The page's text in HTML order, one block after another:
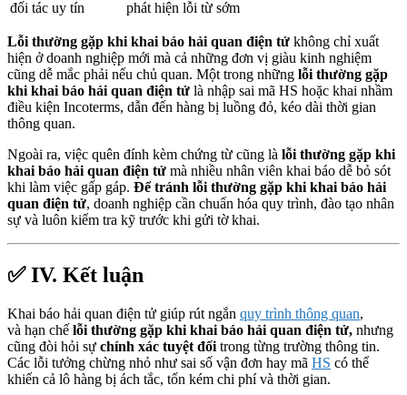
đối tác uy tín
phát hiện lỗi từ sớm
Lỗi thường gặp khi khai báo hải quan điện tử không chỉ xuất
hiện ở doanh nghiệp mới mà cả những đơn vị giàu kinh nghiệm
cũng dễ mắc phải nếu chủ quan. Một trong những lỗi thường gặp
khi khai báo hải quan điện tử là nhập sai mã HS hoặc khai nhầm
điều kiện Incoterms, dẫn đến hàng bị luồng đỏ, kéo dài thời gian
thông quan.
Ngoài ra, việc quên đính kèm chứng từ cũng là lỗi thường gặp khi
khai báo hải quan điện tử mà nhiều nhân viên khai báo dễ bỏ sót
khi làm việc gấp gáp. Để tránh lỗi thường gặp khi khai báo hải
quan điện tử, doanh nghiệp cần chuẩn hóa quy trình, đào tạo nhân
sự và luôn kiểm tra kỹ trước khi gửi tờ khai.
✅ IV. Kết luận
Khai báo hải quan điện tử giúp rút ngắn quy trình thông quan,
và hạn chế lỗi thường gặp khi khai báo hải quan điện tử, nhưng
cũng đòi hỏi sự chính xác tuyệt đối trong từng trường thông tin.
Các lỗi tưởng chừng nhỏ như sai số vận đơn hay mã HS có thể
khiến cả lô hàng bị ách tắc, tốn kém chi phí và thời gian.